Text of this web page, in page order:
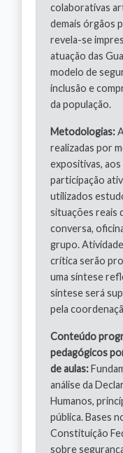
colaborativas
demais órgãos
revela-se
atuação das
modelo de
inclusão e
da população.
Metodologias:
realizadas por
expositivas, aos
participação
utilizados
situações reais
conversa,
grupo.
crítica serão
uma síntese
síntese será
pela
Conteúdo
pedagógicos
de aulas:
análise da
Humanos,
pública. Bases
Constituição
sobre